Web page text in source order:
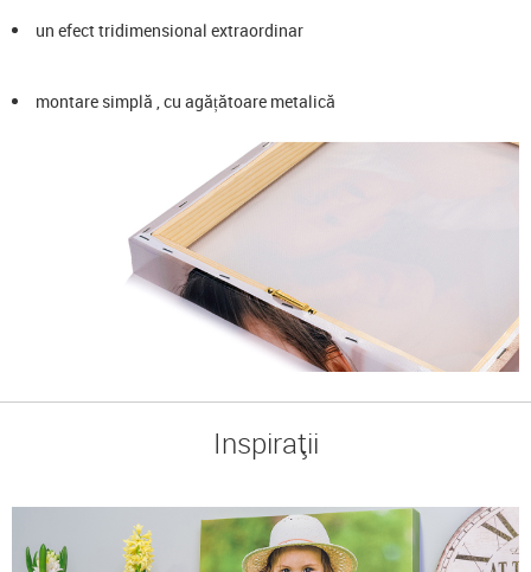
un efect tridimensional extraordinar
montare simplă , cu agățătoare metalică
Inspirații